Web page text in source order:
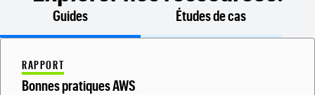
Guides Études de cas
RAPPORT
Bonnes pratiques AWS